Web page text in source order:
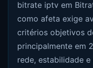
bitrate iptv em
como afeta exige
critérios objetivos
principalmente em
rede, estabilidade